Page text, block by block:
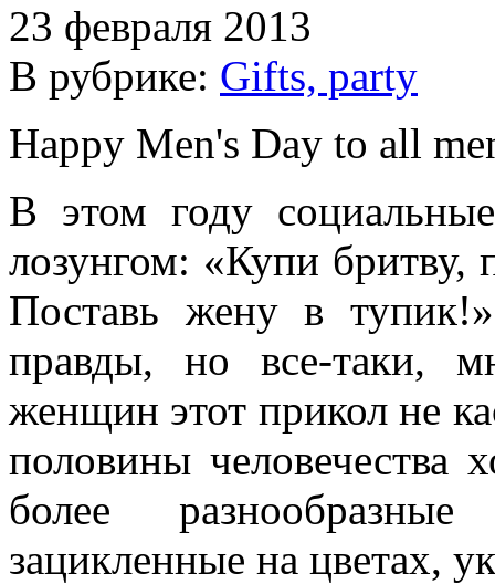
23 февраля 2013
В рубрике: Gifts, party
Happy Men's Day to all
В этом году
лозунгом: «Купи бритву,
Поставь жену в
правды, но все-таки,
женщин этот прикол не
половины
более
зацикленные на цветах,